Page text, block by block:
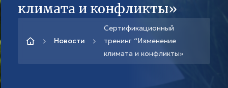
климата и конфликты»
Новости
Cертификационный
тренинг “Изменение
климата и конфликты»